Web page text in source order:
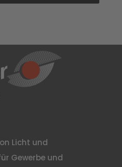
Licht und
Gewerbe und